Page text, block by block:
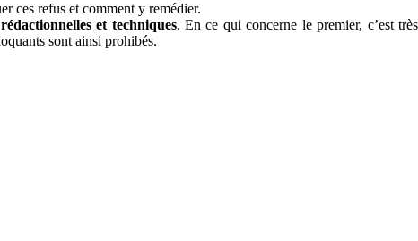
ces refus et comment y remédier.
et techniques. En ce qui concerne le premier, c’est très
sont ainsi prohibés.